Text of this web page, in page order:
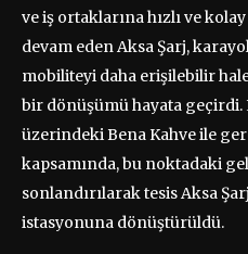
ve iş ortaklarına hızlı ve
devam eden Aksa Şarj,
mobiliteyi daha erişilebilir
bir dönüşümü hayata
üzerindeki Bena Kahve ile
kapsamında, bu noktadaki
sonlandırılarak tesis Aksa
istasyonuna dönüştürüldü.